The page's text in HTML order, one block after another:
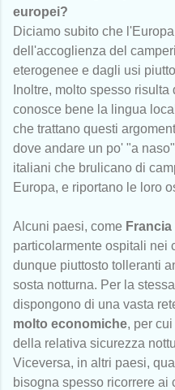
europei?
Diciamo subito che
dell'accoglienza del
eterogenee e dagli usi
Inoltre, molto spesso
conosce bene la lingua
che trattano questi
dove andare un po' "a
italiani che brulicano di
Europa, e riportano le loro
Alcuni paesi, come Francia
particolarmente ospitali nei
dunque piuttosto tolleranti
sosta notturna. Per la
dispongono di una vasta
molto economiche, per
della relativa sicurezza
Viceversa, in altri paesi,
bisogna spesso ricorrere ai